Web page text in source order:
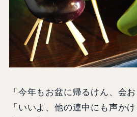
「今年もお盆に帰るけん、会お
「いいよ、他の連中にも声かけ